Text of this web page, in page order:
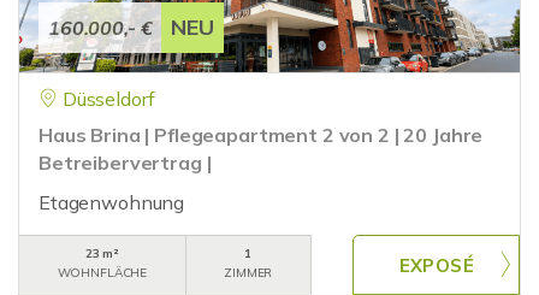
160.000,- € NEU
Düsseldorf
Haus Brina | Pflegeapartment 2 von 2 | 20 Jahre
Betreibervertrag |
Etagenwohnung
23 m²
WOHNFLÄCHE
1
ZIMMER